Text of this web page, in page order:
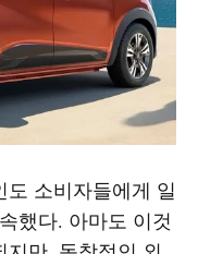
도 소비자들에게 일
했다. 아마도 이것